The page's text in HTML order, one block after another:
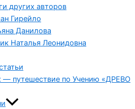
других авторов
Гирейло
Данилова
Наталья Леонидовна
— путешествие по Учению «ДРЕВО